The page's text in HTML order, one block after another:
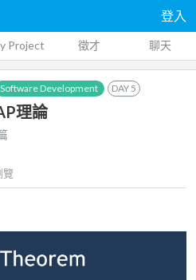
登入
Project 徵才 聊天
Software Development DAY5
理論
覽